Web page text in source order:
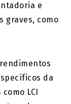
e
graves, como
da
LCI